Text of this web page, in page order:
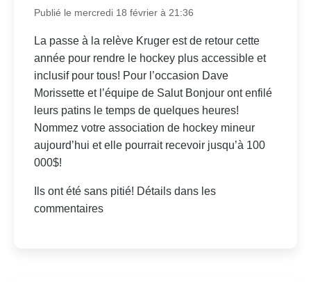
Publié le mercredi 18 février à 21:36
La passe à la relève Kruger est de retour cette
année pour rendre le hockey plus accessible et
inclusif pour tous! Pour l’occasion Dave
Morissette et l’équipe de Salut Bonjour ont enfilé
leurs patins le temps de quelques heures!
Nommez votre association de hockey mineur
aujourd’hui et elle pourrait recevoir jusqu’à 100
000$!
Ils ont été sans pitié! Détails dans les
commentaires